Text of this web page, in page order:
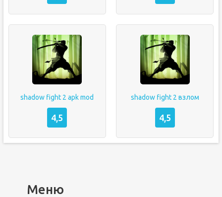
shadow fight 2 apk mod
4,5
shadow fight 2 взлом
4,5
Меню